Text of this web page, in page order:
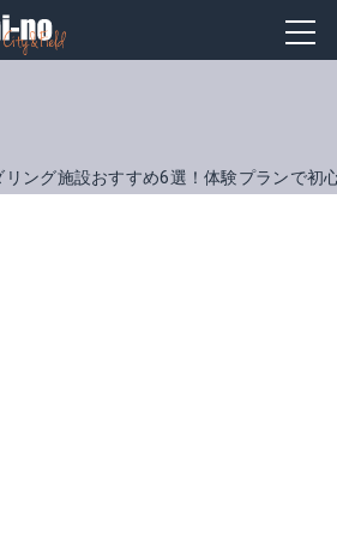
ング施設おすすめ6選！体験プランで初